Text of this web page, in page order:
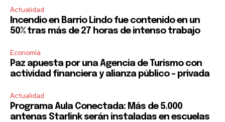
Actualidad
Incendio en Barrio Lindo fue contenido en un
50% tras más de 27 horas de intenso trabajo
Economía
Paz apuesta por una Agencia de Turismo con
actividad financiera y alianza público – privada
Actualidad
Programa Aula Conectada: Más de 5.000
antenas Starlink serán instaladas en escuelas